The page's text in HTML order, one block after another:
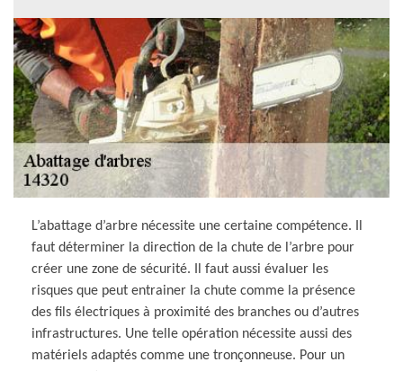
L’abattage d’arbre nécessite une certaine compétence. Il
faut déterminer la direction de la chute de l’arbre pour
créer une zone de sécurité. Il faut aussi évaluer les
risques que peut entrainer la chute comme la présence
des fils électriques à proximité des branches ou d’autres
infrastructures. Une telle opération nécessite aussi des
matériels adaptés comme une tronçonneuse. Pour un